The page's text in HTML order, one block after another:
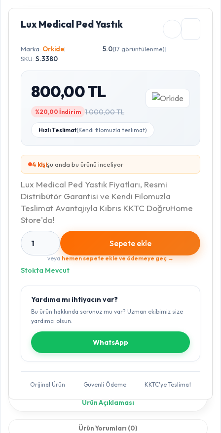
Lux Medical Ped Yastık
Marka: Orkide| 5.0(17 görüntülenme)|
SKU: S.3380
800,00 TL
%20,00 İndirim 1.000,00 TL
Hızlı Teslimat(Kendi filomuzla teslimat)
3 kişişu anda bu ürünü inceliyor
Lux Medical Ped Yastık Fiyatları, Resmi
Distribütör Garantisi ve Kendi Filomuzla
Teslimat Avantajıyla Kıbrıs KKTC DoğruHome
Store'da!
1 Sepete ekle
veya hemen sepete ekle ve ödemeye geç →
Stokta Mevcut
Yardıma mı ihtiyacın var?
Bu ürün hakkında sorunuz mu var? Uzman ekibimiz size
yardımcı olsun.
WhatsApp
Orijinal Ürün Güvenli Ödeme KKTC'ye Teslimat
Ürün Açıklaması
Ürün Yorumları (0)